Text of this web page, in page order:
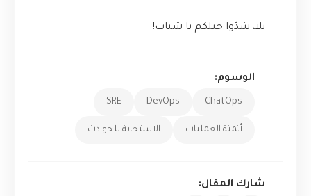
يلا، شدّوا حيلكم يا شباب!
الوسوم:
ChatOps
DevOps
SRE
أتمتة العمليات الاستجابة للحوادث
شارك المقال: